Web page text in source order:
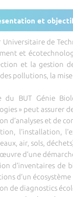
et
Universitaire de
et
et la gestion
pollutions, la
du BUT Génie
» peut assurer
d’analyses et de
l’installation,
air, sols,
œuvre d’une
d’inventaires de
d’un écosystème
de diagnostics